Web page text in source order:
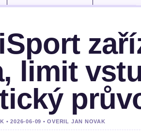
limit
• 2026-06-09 • OVERIL JAN NOVAK